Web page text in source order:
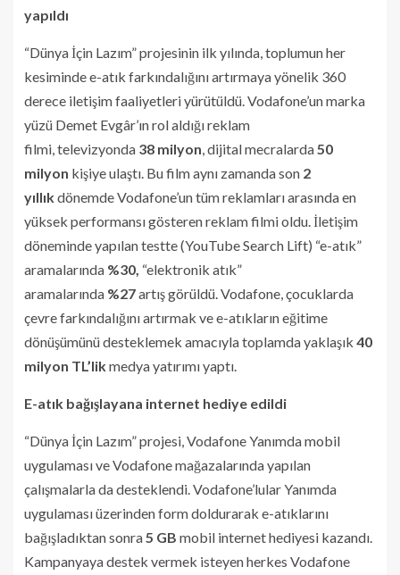
yapıldı
“Dünya İçin Lazım” projesinin ilk yılında, toplumun her
kesiminde e-atık farkındalığını artırmaya yönelik 360
derece iletişim faaliyetleri yürütüldü. Vodafone’un marka
yüzü Demet Evgâr’ın rol aldığı reklam
filmi, televizyonda 38 milyon , dijital mecralarda 50
milyon kişiye ulaştı. Bu film aynı zamanda son 2
yıllıkdönemde Vodafone’un tüm reklamları arasında en
yüksek performansı gösteren reklam filmi oldu. İletişim
döneminde yapılan testte (YouTube Search Lift) “e-atık”
aramalarında %30, “elektronik atık”
aramalarında %27artış görüldü. Vodafone, çocuklarda
çevre farkındalığını artırmak ve e-atıkların eğitime
dönüşümünü desteklemek amacıyla toplamda yaklaşık 40
milyon TL’likmedya yatırımı yaptı.
E-atık bağışlayana internet hediye edildi
“Dünya İçin Lazım” projesi, Vodafone Yanımda mobil
uygulaması ve Vodafone mağazalarında yapılan
çalışmalarla da desteklendi. Vodafone’lular Yanımda
uygulaması üzerinden form doldurarak e-atıklarını
bağışladıktan sonra 5 GB mobil internethediyesi kazandı.
Kampanyaya destek vermek isteyen herkes Vodafone